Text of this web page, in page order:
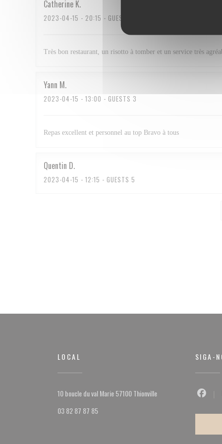
Catherine K
2023-04-15 - 20:15 - GUESTS 2
Très bon restaurant, un risotto à tomber et un service très
Yann M
2023-04-15 - 13:00 - GUESTS 3
Repas excellent et personnel au top Bravo à tous
Quentin D
2023-04-15 - 12:15 - GUESTS 5
LOCAL
10 boucle du val Marie 57100 Thionville((abre numa nova janela))
03 82 87 87 85
SIGA-